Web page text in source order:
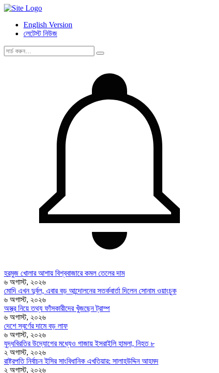
English Version
লেটেস্ট নিউজ
হরমুজ খোলার আশায় বিশ্ববাজারে কমল তেলের দাম
৬ অগাস্ট, ২০২৬
মোদি এখন দুর্বল, এবার বড় আন্দোলনের সতর্কবার্তা দিলেন সোনাম ওয়াংচুক
৬ অগাস্ট, ২০২৬
অস্ত্র নিয়ে তথ্য ফাঁসকারীদের খুঁজছেন ট্রাম্প
৬ অগাস্ট, ২০২৬
দেশে স্বর্ণের দামে বড় লাফ
৬ অগাস্ট, ২০২৬
যুদ্ধবিরতির উদ্যোগের মধ্যেও গাজায় ইসরাইলি হামলা, নিহত ৮
২ অগাস্ট, ২০২৬
রাষ্ট্রপতি নির্বাচন ইসির সাংবিধানিক এখতিয়ার: সালাহউদ্দিন আহমদ
২ অগাস্ট, ২০২৬